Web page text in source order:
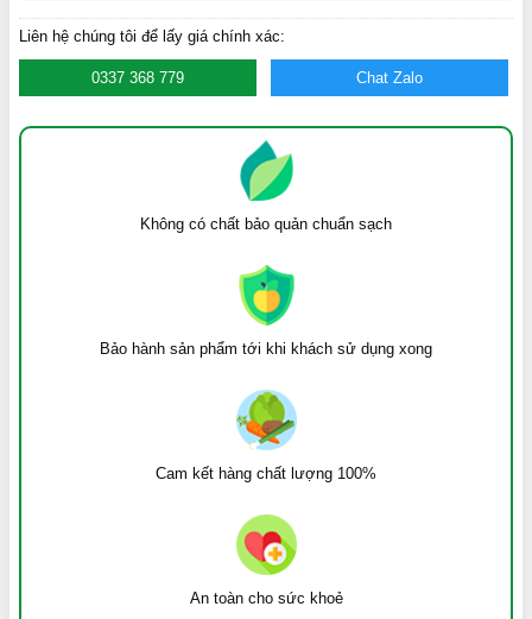
Liên hệ chúng tôi để lấy giá chính xác:
0337 368 779 Chat Zalo
Không có chất bảo quản chuẩn sạch
Bảo hành sản phẩm tới khi khách sử dụng xong
Cam kết hàng chất lượng 100%
An toàn cho sức khoẻ